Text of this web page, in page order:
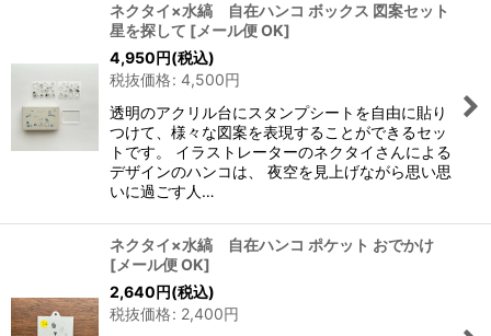
ネクタイ×水縞 自在ハンコ ボックス 図案セット
星を探して [メール便 OK]
4,950円(税込)
税抜価格: 4,500円
透明のアクリル台にスタンプシートを自由に貼り
つけて、様々な図案を表現することができるセッ
トです。 イラストレーターのネクタイさんによる
デザインのハンコは、 夜空を見上げながら思い思
いに過ごす人…
ネクタイ×水縞 自在ハンコ ポケット おでかけ
[メール便 OK]
2,640円(税込)
税抜価格: 2,400円